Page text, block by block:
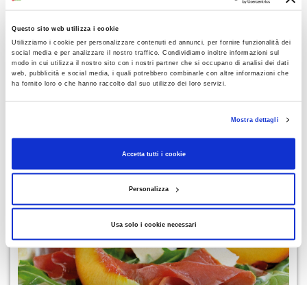
Questo sito web utilizza i cookie
Utilizziamo i cookie per personalizzare contenuti ed annunci, per fornire funzionalità dei
social media e per analizzare il nostro traffico. Condividiamo inoltre informazioni sul
modo in cui utilizza il nostro sito con i nostri partner che si occupano di analisi dei dati
web, pubblicità e social media, i quali potrebbero combinarle con altre informazioni che
ha fornito loro o che hanno raccolto dal suo utilizzo dei loro servizi.
Mostra dettagli
Accetta tutti i cookie
Personalizza
Usa solo i cookie necessari